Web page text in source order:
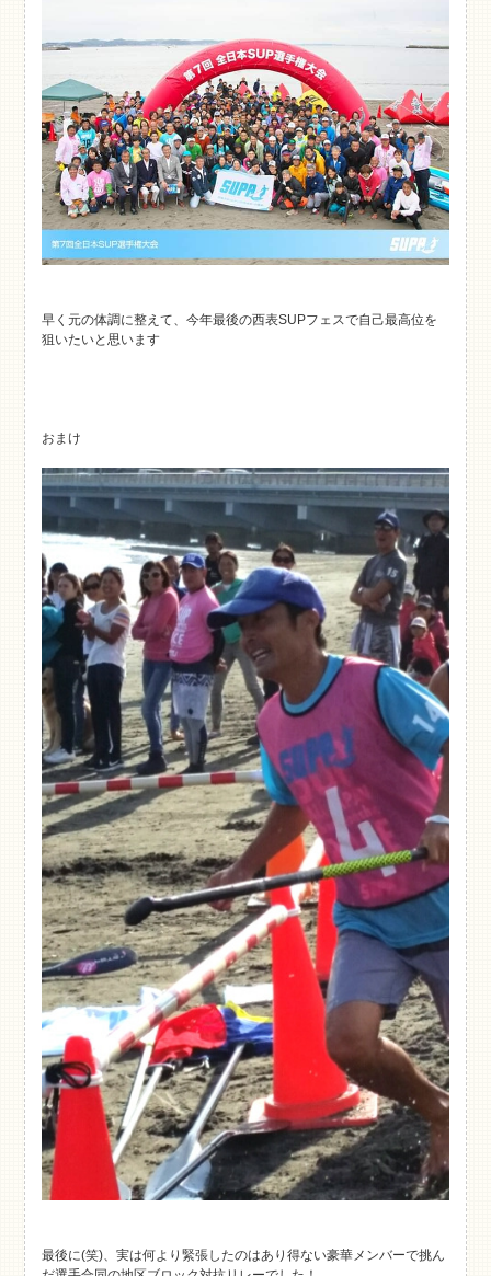
早く元の体調に整えて、今年最後の西表SUPフェスで自己最高位を
狙いたいと思います
おまけ
最後に(笑)、実は何より緊張したのはあり得ない豪華メンバーで挑ん